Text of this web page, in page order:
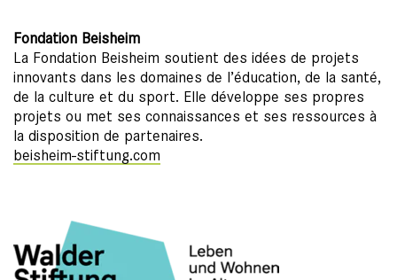
Fondation Beisheim
La Fondation Beisheim soutient des idées de projets
innovants dans les domaines de l’éducation, de la santé,
de la culture et du sport. Elle développe ses propres
projets ou met ses connaissances et ses ressources à
la disposition de partenaires.
beisheim-stiftung.com